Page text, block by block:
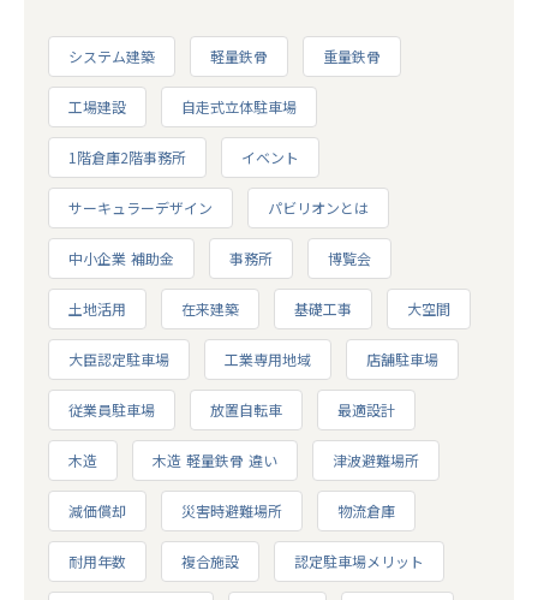
システム建築 軽量鉄骨 重量鉄骨
工場建設 自走式立体駐車場
1階倉庫2階事務所 イベント
サーキュラーデザイン パビリオンとは
中小企業 補助金 事務所 博覧会
土地活用 在来建築 基礎工事 大空間
大臣認定駐車場 工業専用地域 店舗駐車場
従業員駐車場 放置自転車 最適設計
木造 木造 軽量鉄骨 違い 津波避難場所
減価償却 災害時避難場所 物流倉庫
耐用年数 複合施設 認定駐車場メリット